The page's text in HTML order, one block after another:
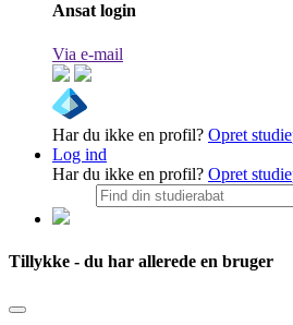
Ansat login
Via e-mail
Har du ikke en profil? Opret
Log ind
Har du ikke en profil? Opret
Tillykke - du har allerede en bruger